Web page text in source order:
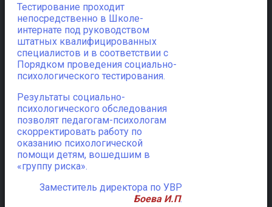
Тестирование проходит
непосредственно в Школе-
интернате под руководством
штатных квалифицированных
специалистов и в соответствии с
Порядком проведения социально-
психологического тестирования.
Результаты социально-
психологического обследования
позволят педагогам-психологам
скорректировать работу по
оказанию психологической
помощи детям, вошедшим в
«группу риска».
Заместитель директора по УВР
Боева И.П.